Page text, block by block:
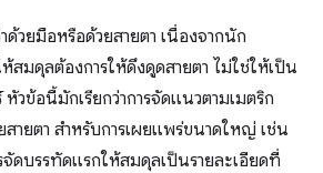
วยมือหรือด้วยสายตา เนื่องจากนัก
มดุลต้องการให้ดึงดูดสายตา ไม่ใช่ให้เป็น
วข้อนี้มักเรียกว่าการจัดแนวตามเมตริก
ายตา สำหรับการเผยแพร่ขนาดใหญ่ เช่น
จัดบรรทัดแรกให้สมดุลเป็นรายละเอียดที่